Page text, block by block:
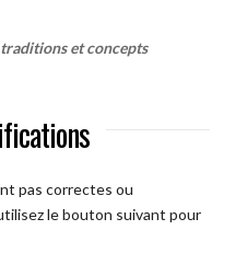
traditions et concepts
pas correctes ou
le bouton suivant pour